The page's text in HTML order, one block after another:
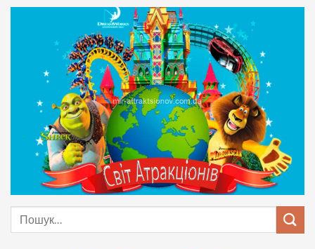
Skip
Шукати: